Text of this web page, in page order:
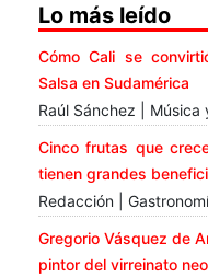
Lo más leído
Cómo Cali se
Salsa en Sudamérica
Raúl Sánchez | Música
Cinco frutas que
tienen grandes
Redacción |
Gregorio Vásquez de
pintor del virreinato